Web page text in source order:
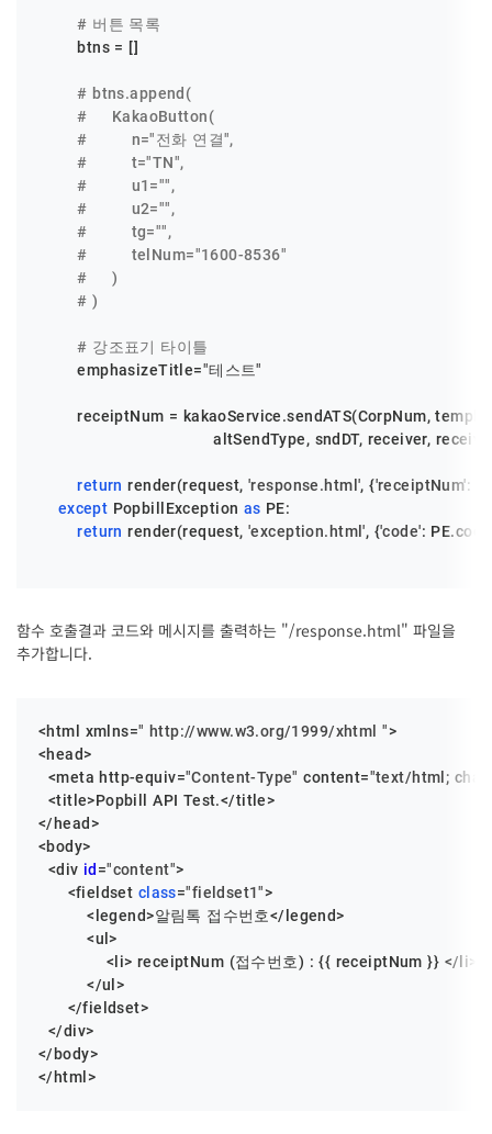
# 버튼 목록
        btns = []
# btns.append(
#     KakaoButton(
#         n="전화 연결",
#         t="TN",
#         u1="",
#         u2="",
#         tg="",
#         telNum="1600-8536"
#     )
# )
# 강조표기 타이틀
        emphasizeTitle=
"테스트"
receiptNum = kakaoService.sendATS(CorpNum,
altSendType, sndDT,
return render(request, 'response.html', {'receiptNum':
except PopbillException as PE:
return render(request, 'exception.html', {'code':
함수 호출결과 코드와 메시지를 출력하는 "/response.html" 파일을
추가합니다.
<html xmlns=" http://www.w3.org/1999/xhtml ">
<head>
  <meta http-equiv=
"Content-Type" content="text/html;
  <title>Popbill API Test.</title>
</head>
<body>
  <div
id ="content">
      <fieldset
class="fieldset1">
          <legend>알림톡 접수번호</legend>
          <ul>
              <li> receiptNum (접수번호) : {{ receiptNum }} </li>
          </ul>
      </fieldset>
  </div>
</body>
</html>